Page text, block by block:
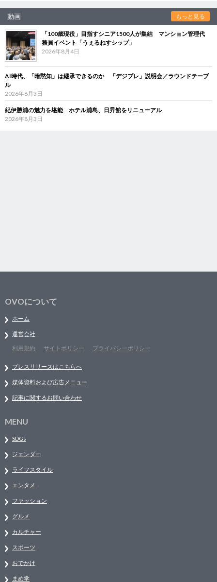
動画 もっと見る
「100歳現役」目指すシニア1500人が集結 マンション管理代
務員イベント「うぇるねすシップ」
2026年8月4日
AI時代、「暗黙知」は継承できるのか 「デジブレ」説明会／ラウンドテーブ
ル
2026年8月3日
紀伊勝浦の魅力を堪能 ホテル浦島、日昇館をリニューアル
2026年8月3日
OVOについて
ホーム
運営会社
利用規約
サイトポリシー プライバシーポリシー
プレスリリースはこちらへ
媒体資料および広告メニュー
記事に関するお問い合わせ
MENU
SDGs
ジェンダー
ライフスタイル
エンタメ
ファッション
グルメ
カルチャー
スポーツ
おでかけ
まめ学